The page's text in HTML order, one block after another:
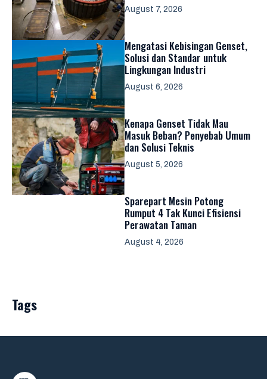
August 7, 2026
Mengatasi Kebisingan Genset,
Solusi dan Standar untuk
Lingkungan Industri
August 6, 2026
Kenapa Genset Tidak Mau
Masuk Beban? Penyebab Umum
dan Solusi Teknis
August 5, 2026
Sparepart Mesin Potong
Rumput 4 Tak Kunci Efisiensi
Perawatan Taman
August 4, 2026
Tags